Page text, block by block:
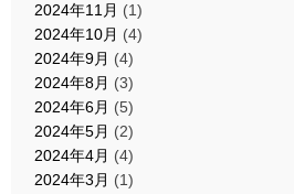
2024年11月 (1)
2024年10月 (4)
2024年9月 (4)
2024年8月 (3)
2024年6月 (5)
2024年5月 (2)
2024年4月 (4)
2024年3月 (1)